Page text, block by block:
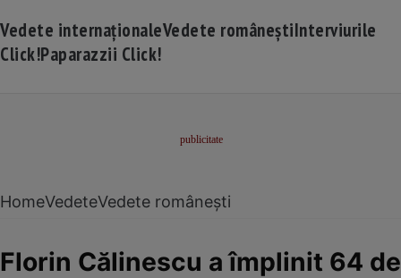
Vedete internaționaleVedete româneștiInterviurile
Click!Paparazzii Click!
HomeVedeteVedete românești
Florin Călinescu a împlinit 64